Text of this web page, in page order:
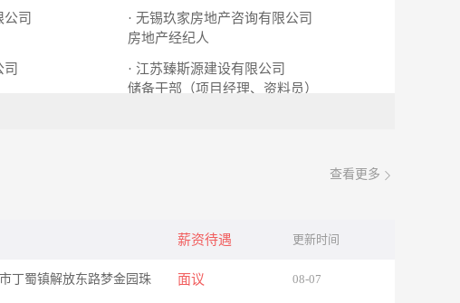
司
· 无锡玖家房地产咨询有限公司
房地产经纪人
· 江苏臻斯源建设有限公司
储备干部（项目经理、资料员）
查看更多
薪资待遇 更新时间
丁蜀镇解放东路梦金园珠 面议 08-07